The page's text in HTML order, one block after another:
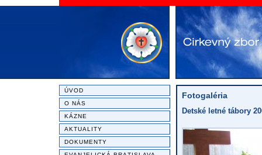
ÚVOD
O NÁS
KÁZNE
AKTUALITY
DOKUMENTY
Fotogaléria
Detské letné tábory